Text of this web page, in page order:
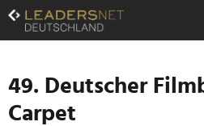
Zum
Inhalt
Zur
Navigation
Zur
Hauptnavigation
49. Deutscher
Carpet